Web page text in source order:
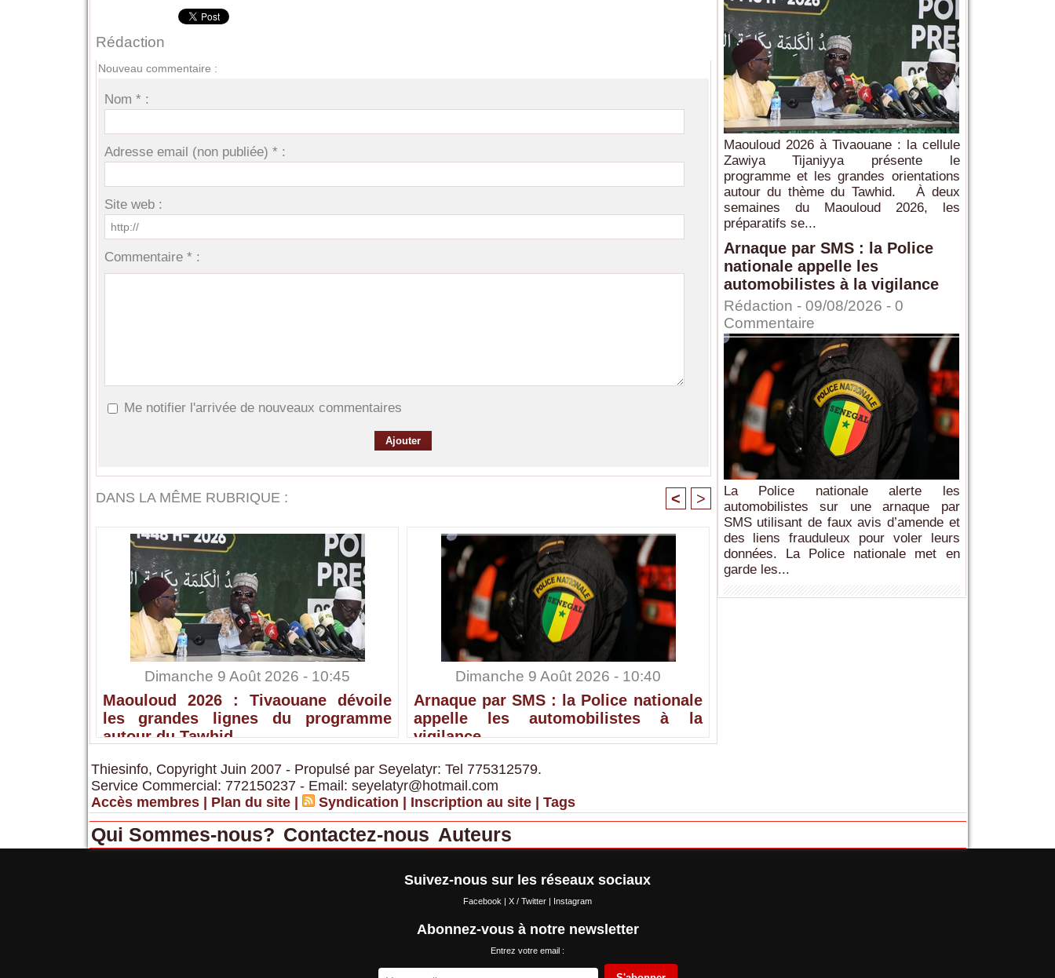
Rédaction
Nouveau commentaire :
Nom * :
Adresse email (non publiée) * :
Site web :
Commentaire * :
Me notifier l'arrivée de nouveaux commentaires
DANS LA MÊME RUBRIQUE : < >
Dimanche 9 Août 2026 - 10:45
Maouloud 2026 : Tivaouane dévoile
les grandes lignes du programme
autour du Tawhid
Dimanche 9 Août 2026 - 10:40
Arnaque par SMS : la Police nationale
appelle les automobilistes à la
vigilance
Maouloud 2026 à Tivaouane : la cellule
Zawiya Tijaniyya présente le
programme et les grandes orientations
autour du thème du Tawhid. À deux
semaines du Maouloud 2026, les
préparatifs se...
Arnaque par SMS : la Police
nationale appelle les
automobilistes à la vigilance
Rédaction - 09/08/2026 - 0
Commentaire
La Police nationale alerte les
automobilistes sur une arnaque par
SMS utilisant de faux avis d’amende et
des liens frauduleux pour voler leurs
données. La Police nationale met en
garde les...
Thiesinfo, Copyright Juin 2007 - Propulsé par Seyelatyr: Tel 775312579.
Service Commercial: 772150237 - Email: seyelatyr@hotmail.com
Accès membres
Plan du site Syndication Inscription au site Tags
Qui Sommes-nous? Contactez-nous Auteurs
Suivez-nous sur les réseaux sociaux
Facebook X / Twitter Instagram
Abonnez-vous à notre newsletter
Entrez votre email :